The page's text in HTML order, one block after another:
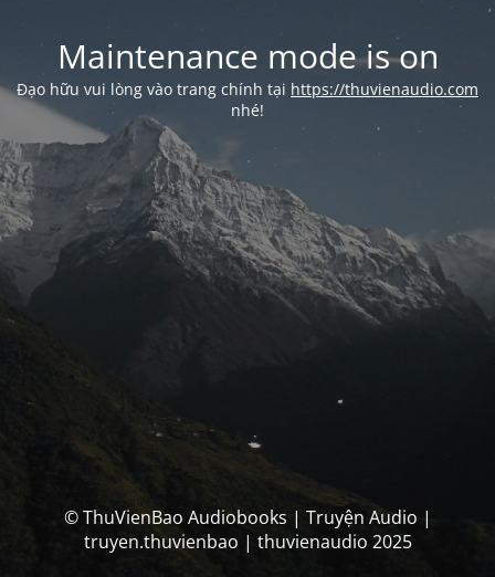
Maintenance mode is on
Đạo hữu vui lòng vào trang chính tại https://thuvienaudio.com
nhé!
© ThuVienBao Audiobooks | Truyện Audio |
truyen.thuvienbao | thuvienaudio 2025